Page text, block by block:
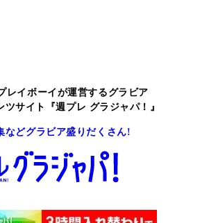
レイボーイが運営するグラビア
ツサイト『週プレ グラジャパ！』
などグラビア盛りだくさん!